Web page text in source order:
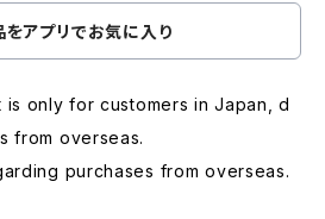
をアプリでお気に入り
only for customers in Japan, d
from overseas.
purchases from overseas.